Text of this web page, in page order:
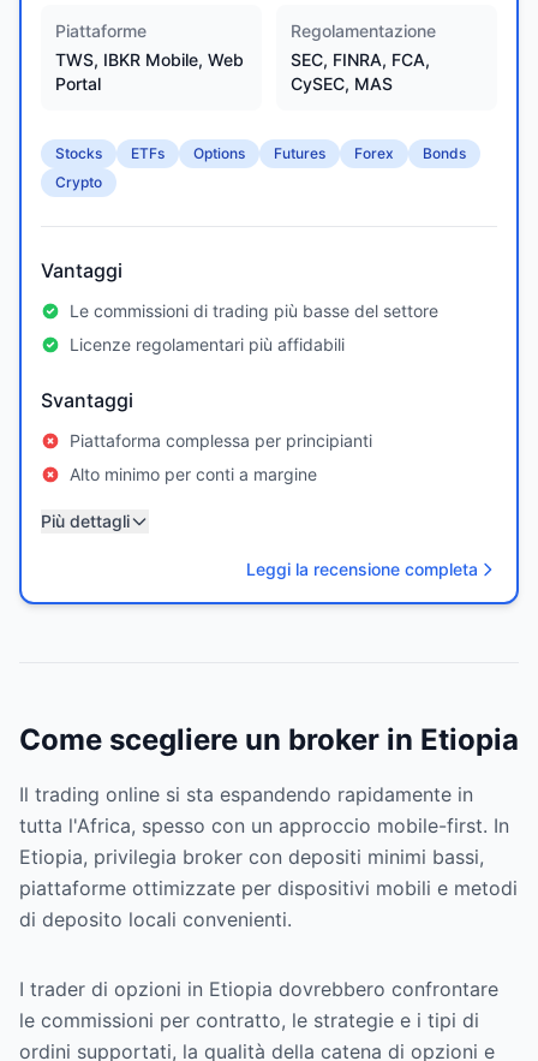
Piattaforme
TWS, IBKR Mobile, Web
Portal
Regolamentazione
SEC, FINRA, FCA,
CySEC, MAS
Stocks ETFs Options Futures Forex
Bonds
Crypto
Vantaggi
Le commissioni di trading più basse del settore
Licenze regolamentari più affidabili
Svantaggi
Piattaforma complessa per principianti
Alto minimo per conti a margine
Più dettagli
Leggi la recensione completa
Come scegliere un broker in Etiopia
Il trading online si sta espandendo rapidamente in
tutta l'Africa, spesso con un approccio mobile-first. In
Etiopia, privilegia broker con depositi minimi bassi,
piattaforme ottimizzate per dispositivi mobili e metodi
di deposito locali convenienti.
I trader di opzioni in Etiopia dovrebbero confrontare
le commissioni per contratto, le strategie e i tipi di
ordini supportati, la qualità della catena di opzioni e